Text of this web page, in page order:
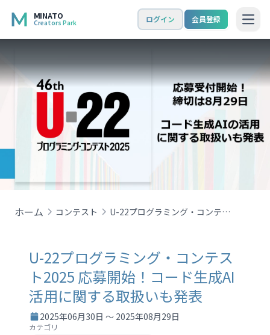
MINATO
Creators Park ログイン 会員登録
ホーム コンテスト U-22プログラミング・コンテスト2025 応募開始！コード生成AI活用に関する取扱いも発表
U-22プログラミング・コンテス
ト2025 応募開始！コード生成AI
活用に関する取扱いも発表
2025年06月30日 ～ 2025年08月29日
カテゴリ